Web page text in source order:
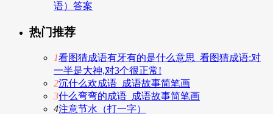
语）答案
热门推荐
1看图猜成语有牙有的是什么意思_看图猜成语:对
一半是大神,对3个很正常!
2沉什么欢成语_成语故事简笔画
3什么弯弯的成语_成语故事简笔画
4注意节水（打一字）